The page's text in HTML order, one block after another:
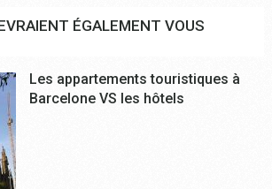
ÉGALEMENT VOUS
Les appartements touristiques à
Barcelone VS les hôtels